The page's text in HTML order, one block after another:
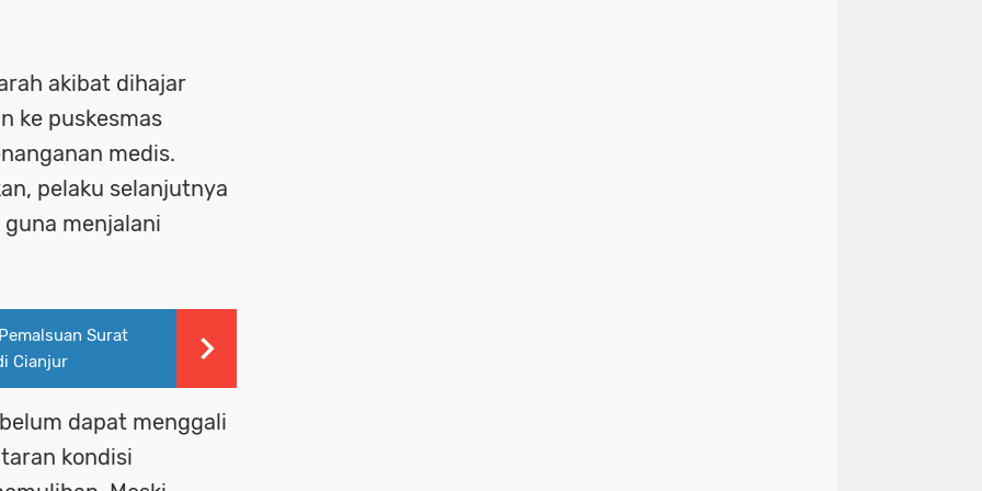
akibat dihajar
ke puskesmas
medis.
pelaku selanjutnya
guna menjalani
Surat
Cianjur
dapat menggali
kondisi